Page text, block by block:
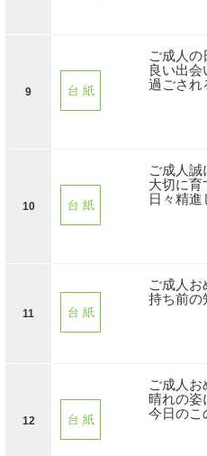
9 台 紙
ご成人の
良い出
過ごされ
10 台 紙
ご成人誠
大切に育
日々精進
11 台 紙
ご成人お
持ち前の
12 台 紙
ご成人お
晴れの姿
今日のこ